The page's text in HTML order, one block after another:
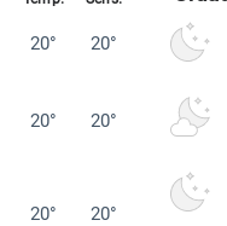
20° 20°
20° 20°
20° 20°